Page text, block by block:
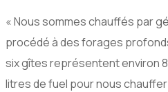
« Nous sommes chauffés par
procédé à des forages
six gîtes représentent environ
litres de fuel pour nous chauffer